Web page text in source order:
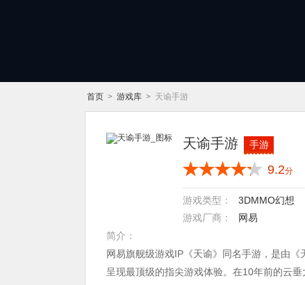
首页 > 游戏库 > 天谕手游
天谕手游 手游
9.2分
游戏类型： 3DMMO幻想
游戏厂商： 网易
简介：
网易旗舰级游戏IP《天谕》同名手游，是由
呈现最顶级的指尖游戏体验。在10年前的云